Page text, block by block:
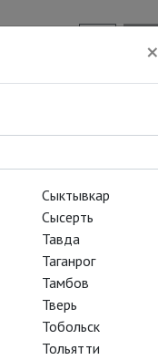
×
Сыктывкар
Сысерть
Тавда
Таганрог
Тамбов
Тверь
Тобольск
Тольятти